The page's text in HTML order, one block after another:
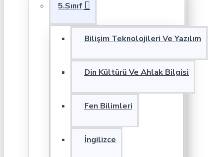
5.Sınıf
Bilişim Teknolojileri Ve Yazılım
Din Kültürü Ve Ahlak Bilgisi
Fen Bilimleri
İngilizce